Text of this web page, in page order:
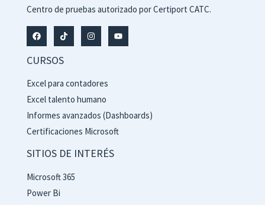
Centro de pruebas autorizado por Certiport CATC.
CURSOS
Excel para contadores
Excel talento humano
Informes avanzados (Dashboards)
Certificaciones Microsoft
SITIOS DE INTERÉS
Microsoft 365
Power Bi